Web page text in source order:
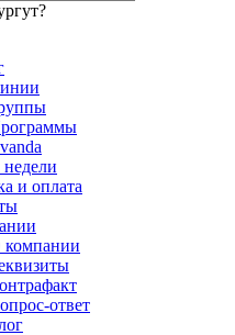
и оплата
ответ